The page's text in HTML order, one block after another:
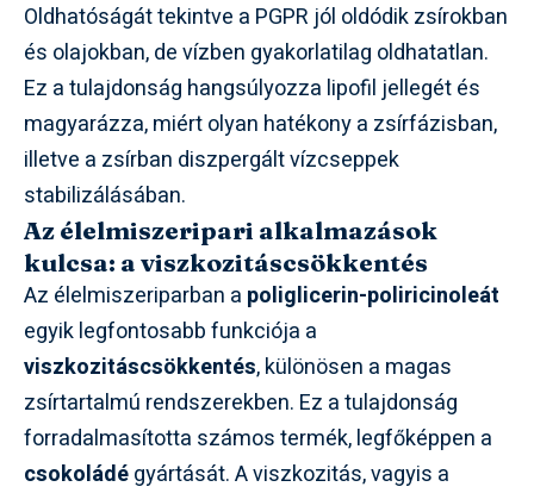
Oldhatóságát tekintve a PGPR jól oldódik zsírokban
és olajokban, de vízben gyakorlatilag oldhatatlan.
Ez a tulajdonság hangsúlyozza lipofil jellegét és
magyarázza, miért olyan hatékony a zsírfázisban,
illetve a zsírban diszpergált vízcseppek
stabilizálásában.
Az élelmiszeripari alkalmazások
kulcsa: a viszkozitáscsökkentés
Az élelmiszeriparban a poliglicerin-poliricinoleát
egyik legfontosabb funkciója a
viszkozitáscsökkentés, különösen a magas
zsírtartalmú rendszerekben. Ez a tulajdonság
forradalmasította számos termék, legfőképpen a
csokoládégyártását. A viszkozitás, vagyis a